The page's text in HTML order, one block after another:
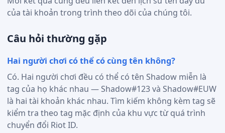
của tài khoản trong trình theo dõi của chúng tôi.
Câu hỏi thường gặp
Hai người chơi có thể có cùng tên không?
Có. Hai người chơi đều có thể có tên Shadow miễn là
tag của họ khác nhau — Shadow#123 và Shadow#EUW
là hai tài khoản khác nhau. Tìm kiếm không kèm tag sẽ
kiểm tra theo tag mặc định của khu vực từ quá trình
chuyển đổi Riot ID.